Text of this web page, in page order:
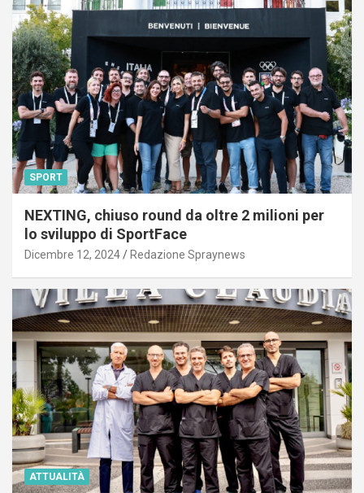
SPORT
NEXTING, chiuso round da oltre 2 milioni per
lo sviluppo di SportFace
Dicembre 12, 2024 Redazione Spraynews
ATTUALITÀ